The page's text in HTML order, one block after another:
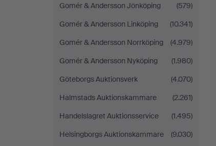
Gomér & Andersson Jönköping
(579)
Gomér & Andersson Linköping
(10.341)
Gomér & Andersson Norrköping
(4.979)
Gomér & Andersson Nyköping
(1.980)
Göteborgs Auktionsverk
(4.070)
Halmstads Auktionskammare
(2.261)
Handelslagret Auktionsservice
(1.495)
Helsingborgs Auktionskammare
(9.030)